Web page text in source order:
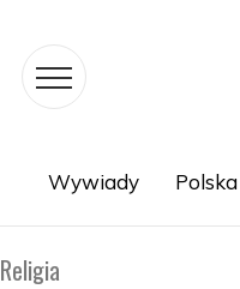
Wywiady
Religia